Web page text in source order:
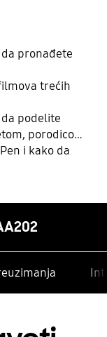
pronađete
trećih
podelite
porodicom
i kako da